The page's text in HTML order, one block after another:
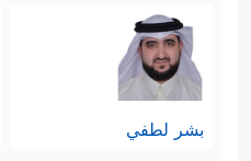
بشر لطفي